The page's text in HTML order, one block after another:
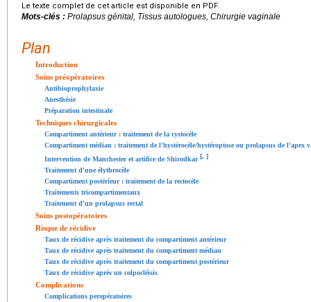
Le texte complet de cet article est disponible en PDF.
Mots-clés : Prolapsus génital, Tissus autologues, Chirurgie vaginale
Plan
Introduction
Soins préopératoires
Antibioprophylaxie
Anesthésie
Préparation intestinale
Techniques chirurgicales
Compartiment antérieur : traitement de la cystocèle
Compartiment médian : traitement de l'hystérocèle/hystéroptose ou prolapsus de l'apex
Intervention de Manchester et artifice de Shirodkar[, ]
Traitement d'une élythrocèle
Compartiment postérieur : traitement de la rectocèle
Traitements tricompartimentaux
Traitement d'un prolapsus rectal
Soins postopératoires
Risque de récidive
Taux de récidive après traitement du compartiment antérieur
Taux de récidive après traitement du compartiment médian
Taux de récidive après traitement du compartiment postérieur
Taux de récidive après un colpocléisis
Complications
Complications peropératoires